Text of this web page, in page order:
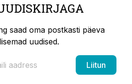
saad oma postkasti päeva
uudised.
Liitun